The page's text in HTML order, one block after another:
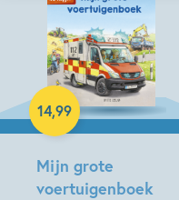
Mijn grote
voertuigenboek
14,99
Hardcover